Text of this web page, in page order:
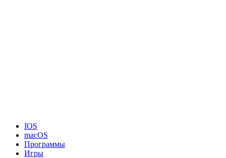
IOS
macOS
Программы
Игры